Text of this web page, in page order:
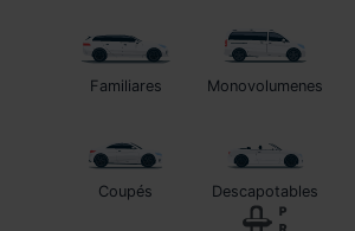
Familiares Monovolumenes
Coupés Descapotables